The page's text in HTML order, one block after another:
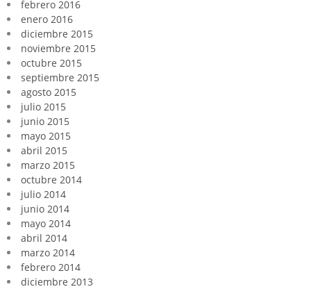
febrero 2016
enero 2016
diciembre 2015
noviembre 2015
octubre 2015
septiembre 2015
agosto 2015
julio 2015
junio 2015
mayo 2015
abril 2015
marzo 2015
octubre 2014
julio 2014
junio 2014
mayo 2014
abril 2014
marzo 2014
febrero 2014
diciembre 2013